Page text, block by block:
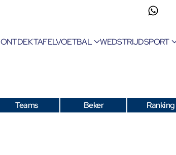
ONTDEK TAFELVOETBAL WEDSTRIJDSPORT
Teams Beker Ranking